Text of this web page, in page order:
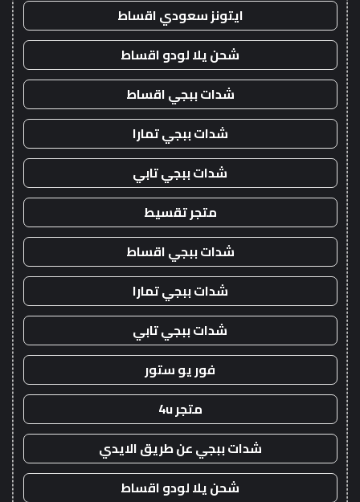
ايتونز سعودي اقساط
شحن يلا لودو اقساط
شدات ببجي اقساط
شدات ببجي تمارا
شدات ببجي تابي
متجر تقسيط
شدات ببجي اقساط
شدات ببجي تمارا
شدات ببجي تابي
فور يو ستور
متجر 4u
شدات ببجي عن طريق الايدي
شحن يلا لودو اقساط